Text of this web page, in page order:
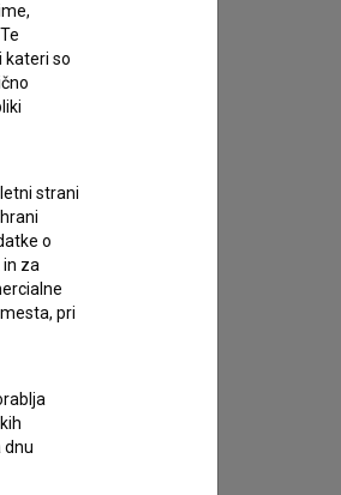
kateri so
strani
o
za
pri
dnu